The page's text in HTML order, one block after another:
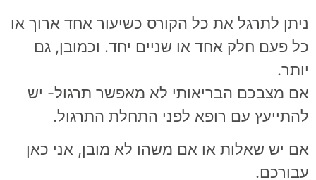
ניתן לתרגל את כל הקורס כשיעור אחד ארוך או
כל פעם חלק אחד או שניים יחד. וכמובן, גם
יותר.
אם מצבכם הבריאותי לא מאפשר תרגול- יש
להתייעץ עם רופא לפני התחלת התרגול.
אם יש שאלות או אם משהו לא מובן, אני כאן
עבורכם.